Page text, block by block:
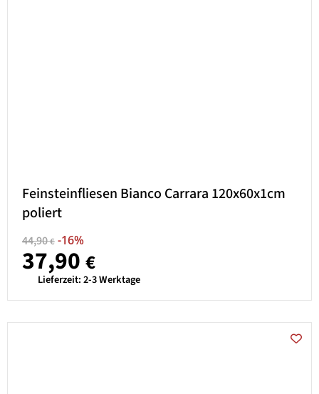
Feinsteinfliesen Bianco Carrara 120x60x1cm
poliert
44,90€ -16%
37,90 €
Lieferzeit:2-3 Werktage